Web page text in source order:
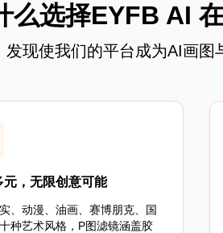
么选择EYFB AI
发现使我们的平台成为AI画图
元，无限创意可能
、动漫、油画、赛博朋克、国
种艺术风格，P图滤镜涵盖胶